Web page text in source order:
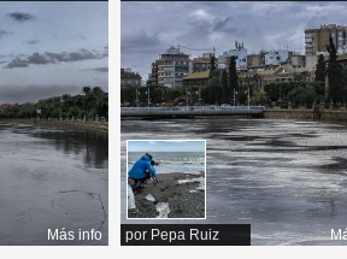
Más info por Pepa Ruiz